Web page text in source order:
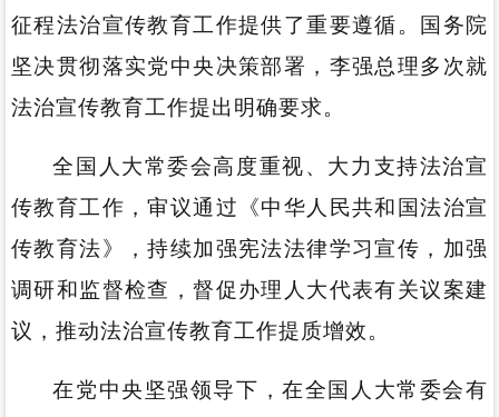
征程法治宣传教育工作提供了重要遵循。国务院
坚决贯彻落实党中央决策部署，李强总理多次就
法治宣传教育工作提出明确要求。
全国人大常委会高度重视、大力支持法治宣
传教育工作，审议通过《中华人民共和国法治宣
传教育法》，持续加强宪法法律学习宣传，加强
调研和监督检查，督促办理人大代表有关议案建
议，推动法治宣传教育工作提质增效。
在党中央坚强领导下，在全国人大常委会有